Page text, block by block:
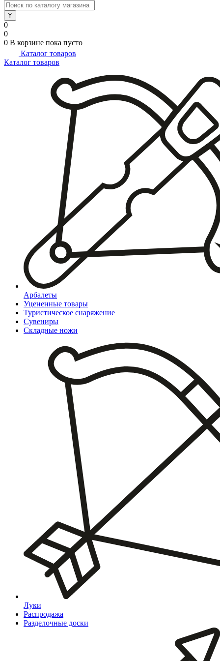
0
0
0 В корзине пока пусто
Каталог товаров
Каталог товаров
Арбалеты
Уцененные товары
Туристическое снаряжение
Сувениры
Складные ножи
Луки
Распродажа
Разделочные доски